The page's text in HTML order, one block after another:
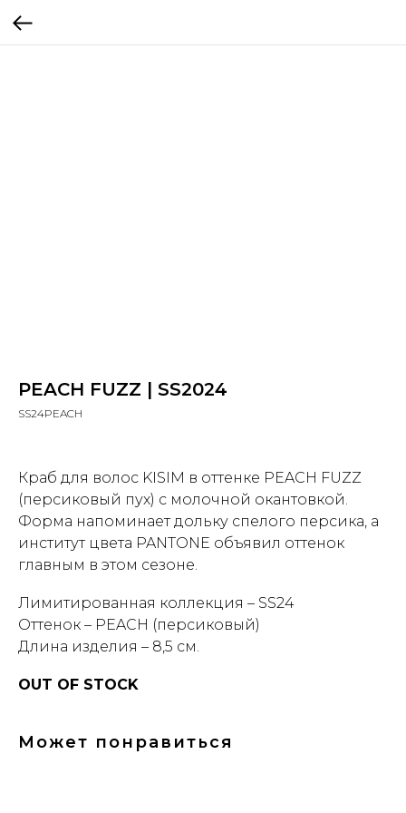
PEACH FUZZ | SS2024
SS24PEACH
Краб для волос KISIM в оттенке PEACH FUZZ
(персиковый пух) с молочной окантовкой.
Форма напоминает дольку спелого персика, а
институт цвета PANTONE объявил оттенок
главным в этом сезоне.
Лимитированная коллекция – SS24
Оттенок – PEACH (персиковый)
Длина изделия – 8,5 см.
OUT OF STOCK
Может понравиться